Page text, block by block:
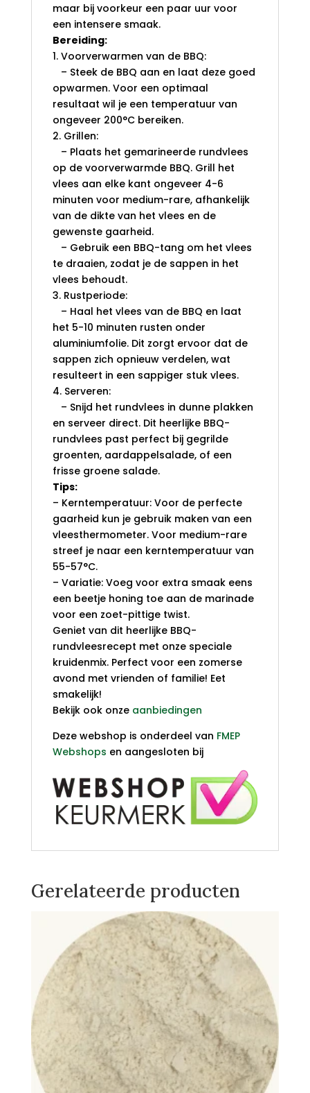
maar bij voorkeur een paar uur voor
een intensere smaak.
Bereiding:
1. Voorverwarmen van de BBQ:
– Steek de BBQ aan en laat deze goed
opwarmen. Voor een optimaal
resultaat wil je een temperatuur van
ongeveer 200°C bereiken.
2. Grillen:
– Plaats het gemarineerde rundvlees
op de voorverwarmde BBQ. Grill het
vlees aan elke kant ongeveer 4-6
minuten voor medium-rare, afhankelijk
van de dikte van het vlees en de
gewenste gaarheid.
– Gebruik een BBQ-tang om het vlees
te draaien, zodat je de sappen in het
vlees behoudt.
3. Rustperiode:
– Haal het vlees van de BBQ en laat
het 5-10 minuten rusten onder
aluminiumfolie. Dit zorgt ervoor dat de
sappen zich opnieuw verdelen, wat
resulteert in een sappiger stuk vlees.
4. Serveren:
– Snijd het rundvlees in dunne plakken
en serveer direct. Dit heerlijke BBQ-
rundvlees past perfect bij gegrilde
groenten, aardappelsalade, of een
frisse groene salade.
Tips:
– Kerntemperatuur: Voor de perfecte
gaarheid kun je gebruik maken van een
vleesthermometer. Voor medium-rare
streef je naar een kerntemperatuur van
55-57°C.
– Variatie: Voeg voor extra smaak eens
een beetje honing toe aan de marinade
voor een zoet-pittige twist.
Geniet van dit heerlijke BBQ-
rundvleesrecept met onze speciale
kruidenmix. Perfect voor een zomerse
avond met vrienden of familie! Eet
smakelijk!
Bekijk ook onze aanbiedingen
Deze webshop is onderdeel van FMEP
Webshops en aangesloten bij
Gerelateerde producten